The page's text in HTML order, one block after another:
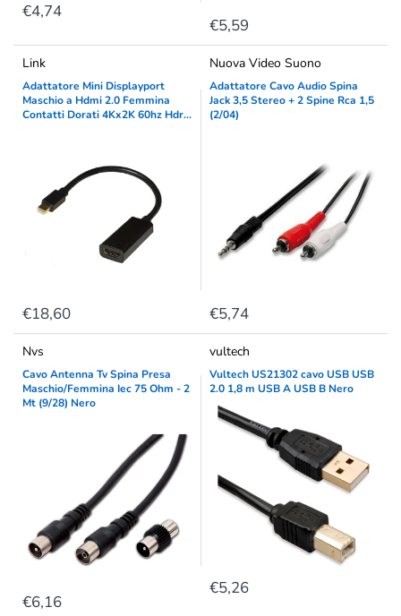
€4,74
€5,59
Link
Adattatore Mini Displayport
Maschio a Hdmi 2.0 Femmina
Contatti Dorati 4Kx2K 60hz Hdr
€18,60
Nuova Video Suono
Adattatore Cavo Audio Spina
Jack 3,5 Stereo + 2 Spine Rca 1,5
(2/04)
€5,74
Nvs
Cavo Antenna Tv Spina Presa
Maschio/Femmina Iec 75 Ohm - 2
Mt (9/28) Nero
€6,16
vultech
Vultech US21302 cavo USB USB
2.0 1,8 m USB A USB B Nero
€5,26